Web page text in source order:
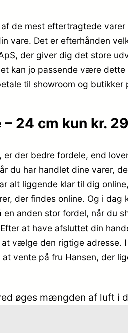
de mest eftertragtede
vare. Det er efterhånden
der giver dig det store
kan jo passende være
til showroom og butikker
24 cm kun kr.
der bedre fordele, end
du har handlet dine varer,
alt liggende klar til dig
der findes online. Og i
anden stor fordel, når du
at have afsluttet din
vælge den rigtige
vente på fru Hansen, der
øges mængden af luft i